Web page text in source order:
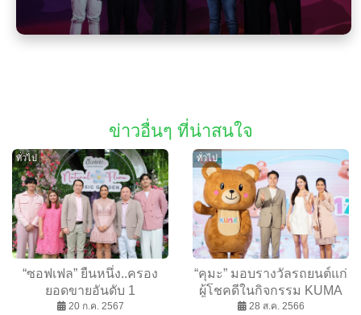
ข่าวอื่นๆ ที่น่าสนใจ
ทั่วไป
“ซอฟเฟล” ยืนหนึ่ง..ครอง
ยอดขายอันดับ 1
ประเทศไทย ลั่นครึ่งปีหลัง
20 ก.ค. 2567
ทั่วไป
“คุมะ” มอบรางวัลรถยนต์แก่
ผู้โชคดีในกิจกรรม KUMA
Big Thank
28 ส.ค. 2566